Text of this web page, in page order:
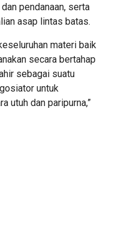
pendanaan, serta
asap lintas batas.
materi baik
secara bertahap
sebagai suatu
untuk
utuh dan paripurna,”